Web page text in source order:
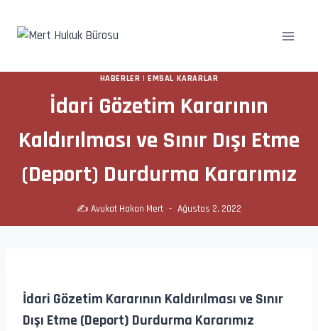
HABERLER |EMSAL KARARLAR
İdari Gözetim Kararının
Kaldırılması ve Sınır Dışı Etme
(Deport) Durdurma Kararımız
✍️ Avukat Hakan Mert Ağustos 2, 2022
İdari Gözetim Kararının Kaldırılması ve Sınır
Dışı Etme (Deport) Durdurma Kararımız